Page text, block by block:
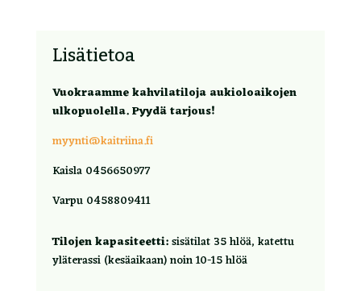
Lisätietoa
Vuokraamme kahvilatiloja aukioloaikojen
ulkopuolella. Pyydä tarjous!
myynti@kaitriina.fi
Kaisla 0456650977
Varpu 0458809411
Tilojen kapasiteetti:sisätilat 35 hlöä, katettu
yläterassi (kesäaikaan) noin 10-15 hlöä